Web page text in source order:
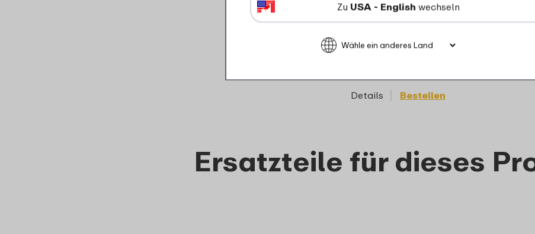
Campus Brotdose mit
Bento-Einsatz und Gabel
Campus Fruchtbox 300 ml
Little Farm
Details Bestellen
Ersatzteile für dieses
Zu USA - English wechseln